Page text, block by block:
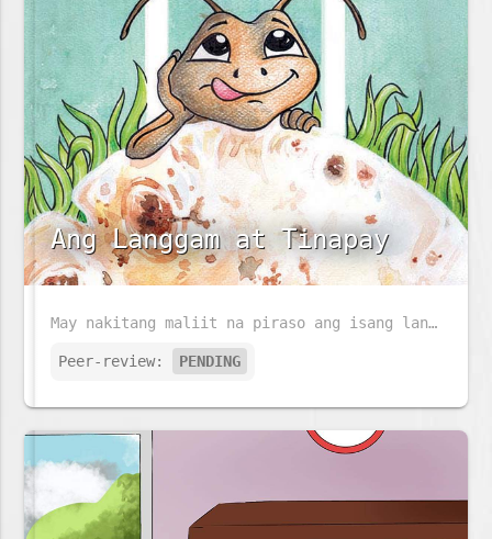
Ang Langgam at Tinapay
May nakitang maliit na piraso ang isang langgam sa daan. Paano kaya niya ito maiuuwi?
Peer-review: PENDING